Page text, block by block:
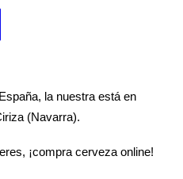
la nuestra está en
(Navarra).
¡compra cerveza online!